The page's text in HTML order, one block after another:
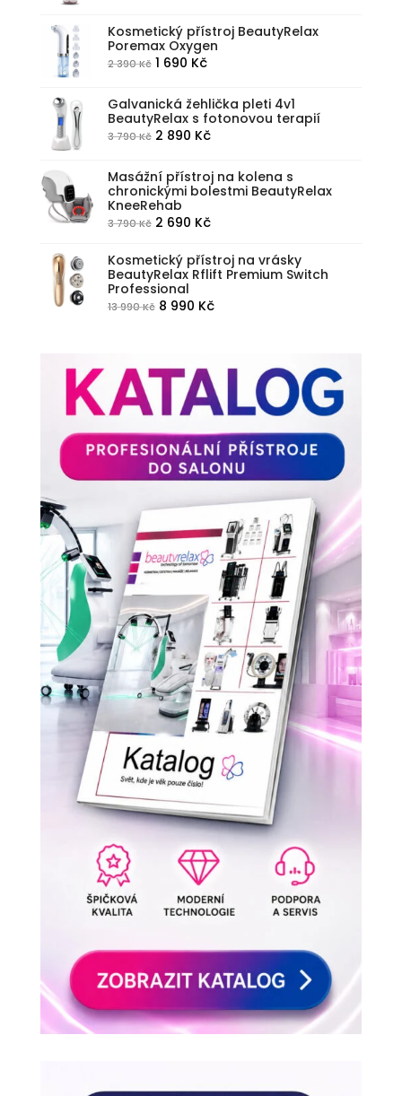
5
990 Kč.
3
Kosmetický přístroj BeautyRelax
Poremax Oxygen
2 390Kč Původní
byla:
2
390 Kč.
1 690 KčAktuální
je:
1
690 Kč.
Galvanická žehlička pleti 4v1
BeautyRelax s fotonovou terapií
3 790Kč Původní
byla:
3
790 Kč.
2 890 KčAktuální
je:
2
890 Kč.
Masážní přístroj na kolena s
chronickými bolestmi BeautyRelax
KneeRehab
3 790Kč Původní
byla:
3
790 Kč.
2 690 KčAktuální
je:
2
690 Kč.
Kosmetický přístroj na vrásky
BeautyRelax Rflift Premium Switch
Professional
13 990Kč Původní
13
990 Kč.
8 990 KčAktuální
990 Kč.